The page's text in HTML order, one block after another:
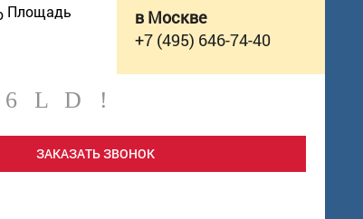
Площадь
в Москве
+7 (495) 646-74-40
ЗАКАЗАТЬ ЗВОНОК